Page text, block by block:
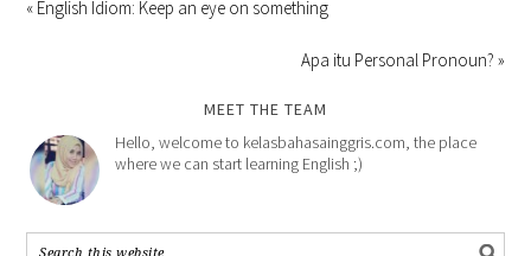
« English Idiom: Keep an eye on something
Apa itu Personal Pronoun? »
MEET THE TEAM
Hello, welcome to kelasbahasainggris.com, the place
where we can start learning English ;)